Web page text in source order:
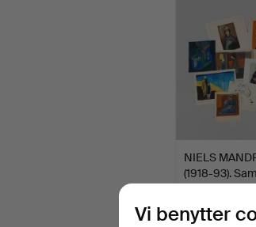
NIELS
(1918-93).
14 bud
Vi benytter